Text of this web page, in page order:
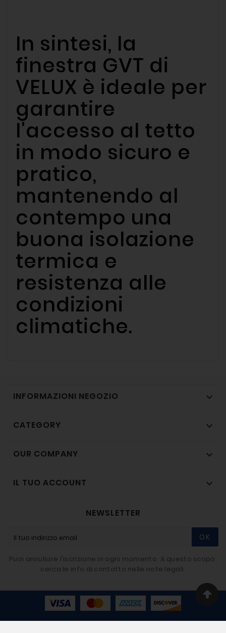
In sintesi, la
finestra GVT di
VELUX è ideale per
garantire
l'accesso al tetto
in modo sicuro e
pratico,
mantenendo al
contempo una
buona isolazione
termica e
resistenza alle
condizioni
climatiche.
INFORMAZIONI NEGOZIO 
CATEGORY 
OUR COMPANY 
IL TUO ACCOUNT 
NEWSLETTER
OK
Puoi annullare l'iscrizione in ogni momento. A questo scopo,
cerca le info di contatto nelle note legali.